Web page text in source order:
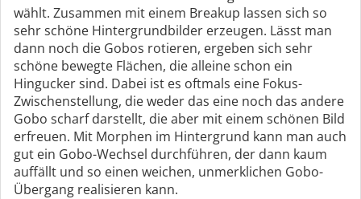
wählt. Zusammen mit einem Breakup lassen sich so
sehr schöne Hintergrundbilder erzeugen. Lässt man
dann noch die Gobos rotieren, ergeben sich sehr
schöne bewegte Flächen, die alleine schon ein
Hingucker sind. Dabei ist es oftmals eine Fokus-
Zwischenstellung, die weder das eine noch das andere
Gobo scharf darstellt, die aber mit einem schönen Bild
erfreuen. Mit Morphen im Hintergrund kann man auch
gut ein Gobo-Wechsel durchführen, der dann kaum
auffällt und so einen weichen, unmerklichen Gobo-
Übergang realisieren kann.